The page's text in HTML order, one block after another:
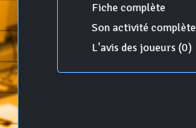
Fiche complète
Son activité complète
L'avis des joueurs (0)